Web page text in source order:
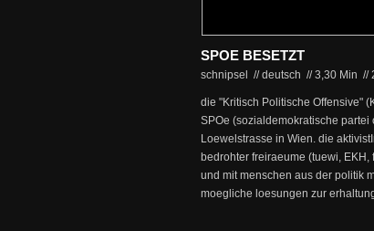
SPOE BESETZT
schnipsel // deutsch //3,30 Min //
die "Kritisch Politische Offensive"
SPOe (sozialdemokratische
Loewelstrasse in Wien. die
bedrohter freiraeume (tuewi,
und mit menschen aus der politik
moegliche loesungen zur